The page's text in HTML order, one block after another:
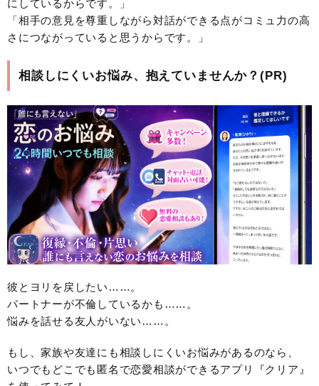
にしているからです。」
「相手の意見を尊重しながら対話ができる点がコミュ力の高
さにつながっていると思うからです。」
相談しにくいお悩み、抱えていませんか？(PR)
彼とヨリを戻したい……。
パートナーが不倫しているかも……。
悩みを話せる友人がいない……。
もし、家族や友達にも相談しにくいお悩みがあるのなら、
いつでもどこでも匿名で恋愛相談ができるアプリ『クリア』